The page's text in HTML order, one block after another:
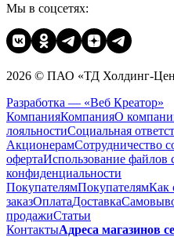
Мы в соцсетях:
2026 © ПАО «ТД Холдинг-
Разработка — «Веб Креатор»
КомпанияКомпанияО
лояльностиСоциальная
АкционерамСотрудничество
офертаИспользование файлов
конфиденциальности
ПокупателямПокупателямКак
заказОплатаДоставка
продажиСтатьи
КонтактыАдреса магазинов